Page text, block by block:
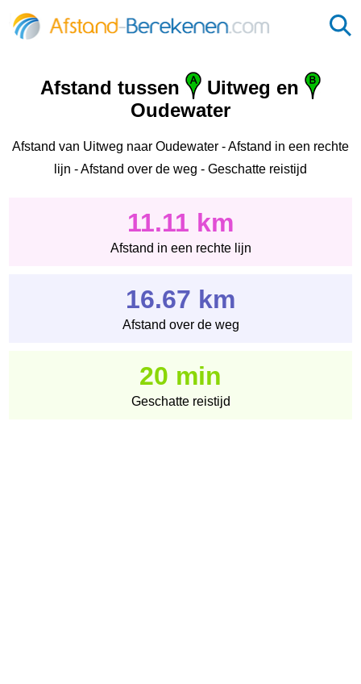
Afstand tussen
Uitweg en
Oudewater
Afstand van Uitweg naar Oudewater - Afstand in een rechte
lijn - Afstand over de weg - Geschatte reistijd
11.11 km
Afstand in een rechte lijn
16.67 km
Afstand over de weg
20 min
Geschatte reistijd